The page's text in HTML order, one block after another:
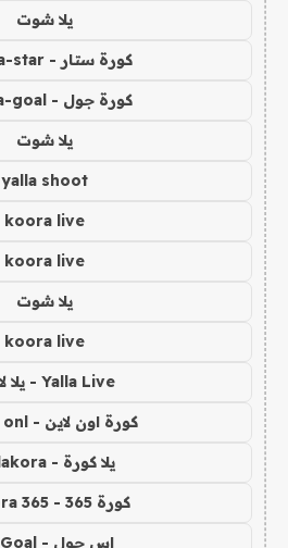
يلا شوت
كورة ستار - koora-star
كورة جول - koora-goal
يلا شوت
yalla shoot
koora live
koora live
يلا شوت
koora live
Yalla Live - يلا لايف
كورة اون لاين - koora onl
يلا كورة - yallakora
كورة 365 - kooora 365
اس جول - AS Goal